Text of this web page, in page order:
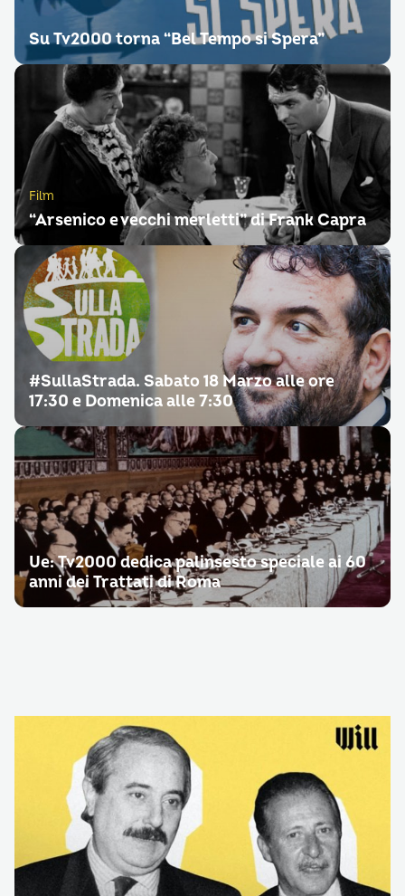
Su Tv2000 torna “Bel Tempo si Spera”
Film
“Arsenico e vecchi merletti” di Frank Capra
#SullaStrada. Sabato 18 Marzo alle ore
17:30 e Domenica alle 7:30
Ue: Tv2000 dedica palinsesto speciale ai 60
anni dei Trattati di Roma